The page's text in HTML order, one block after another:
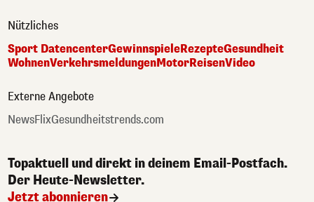
Nützliches
Sport DatencenterGewinnspieleRezepteGesundheit
WohnenVerkehrsmeldungenMotorReisenVideo
Externe Angebote
NewsFlixGesundheitstrends.com
Topaktuell und direkt in deinem Email-Postfach.
Der Heute-Newsletter.
Jetzt abonnieren